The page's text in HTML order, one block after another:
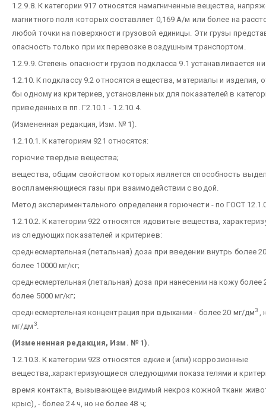
1.2.9.8. К категории 917 относятся намагниченные вещества,
магнитного поля которых составляет 0,169 А/м или более на
любой точки на поверхности грузовой единицы. Эти грузы
опасность только при их перевозке воздушным транспортом.
1.2.9.9. Степень опасности грузов подкласса 9.1 устанавливается
1.2.10. К подклассу 9.2 относятся вещества, материалы и изделия,
бы одному из критериев, установленных для показателей в
приведенных в пп. Г2.10.1 - 1.2.10.4.
(Измененная редакция, Изм. № 1).
1.2.10.1. К категориям 921 относятся:
горючие твердые вещества;
вещества, общим свойством которых является способность
воспламеняющиеся газы при взаимодействии с водой.
Метод экспериментального определения горючести - по ГОСТ
1.2.10.2. К категории 922 относятся ядовитые вещества,
из следующих показателей и критериев:
среднесмертельная (летальная) доза при введении внутрь более
более 10000 мг/кг;
среднесмертельная (летальная) доза при нанесении на кожу более
более 5000 мг/кг;
среднесмертельная концентрация при вдыхании - более 20 мг/дм3
,
мг/дм3.
(Измененная редакция, Изм. № 1).
1.2.10.3. К категории 923 относятся едкие и (или) коррозионные
вещества,.характеризующиеся следующими показателями и
время контакта, вызывающее видимый некроз кожной ткани
крыс), - более 24 ч, но не более 48 ч;